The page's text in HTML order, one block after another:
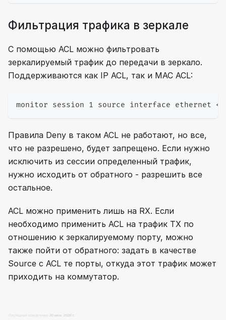
Фильтрация трафика в зеркале
С помощью ACL можно фильтровать
зеркалируемый трафик до передачи в зеркало.
Поддерживаются как IP ACL, так и MAC ACL:
monitor session 1 source interface ethernet
Правила Deny в таком ACL не работают, но все,
что не разрешено, будет запрещено. Если нужно
исключить из сессии определенный трафик,
нужно исходить от обратного - разрешить все
остальное.
ACL можно применить лишь на RX. Если
необходимо применить ACL на трафик TX по
отношению к зеркалируемому порту, можно
также пойти от обратного: задать в качестве
Source с ACL те порты, откуда этот трафик может
приходить на коммутатор.
Последнее обновление 30 июн. 2026 г.